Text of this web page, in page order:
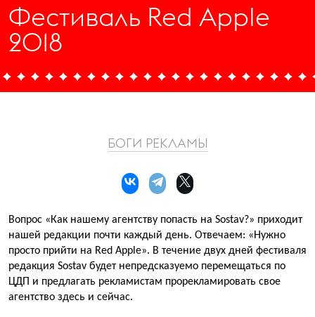
Фестиваль Red Apple
2018
БОГИ РЕКЛАМЫ
Вопрос «Как нашему агентству попасть на Sostav?» приходит
нашей редакции почти каждый день. Отвечаем: «Нужно
просто прийти на Red Apple». В течение двух дней фестиваля
редакция Sostav будет непредсказуемо перемещаться по
ЦДП и предлагать рекламистам прорекламировать свое
агентство здесь и сейчас.